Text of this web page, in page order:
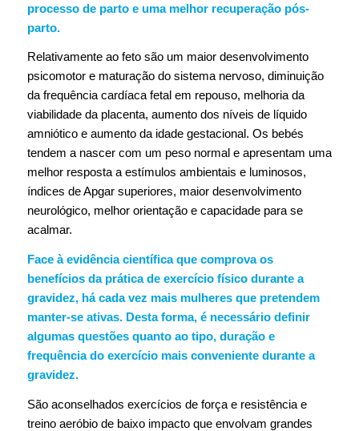
processo de parto e uma melhor recuperação pós-
parto.
Relativamente ao feto são um maior desenvolvimento
psicomotor e maturação do sistema nervoso, diminuição
da frequência cardíaca fetal em repouso, melhoria da
viabilidade da placenta, aumento dos níveis de líquido
amniótico e aumento da idade gestacional. Os bebés
tendem a nascer com um peso normal e apresentam uma
melhor resposta a estímulos ambientais e luminosos,
índices de Apgar superiores, maior desenvolvimento
neurológico, melhor orientação e capacidade para se
acalmar.
Face à evidência científica que comprova os
benefícios da prática de exercício físico durante a
gravidez, há cada vez mais mulheres que pretendem
manter-se ativas. Desta forma, é necessário definir
algumas questões quanto ao tipo, duração e
frequência do exercício mais conveniente durante a
gravidez.
São aconselhados exercícios de força e resistência e
treino aeróbio de baixo impacto que envolvam grandes